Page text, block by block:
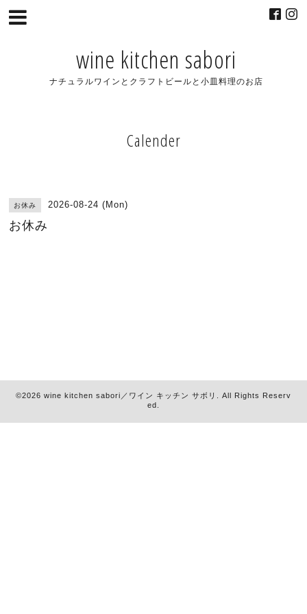
wine kitchen sabori
ナチュラルワインとクラフトビールと小皿料理のお店
Calender
お休み 2026-08-24 (Mon)
お休み
©2026 wine kitchen sabori／ワイン キッチン サボリ
. All Rights Reserv
ed.